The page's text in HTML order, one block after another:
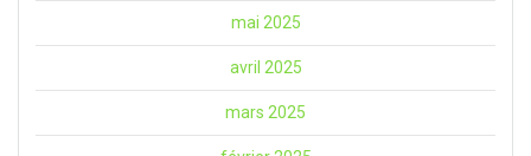
mai 2025
avril 2025
mars 2025